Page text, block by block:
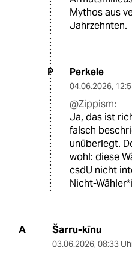
Mythos aus
Jahrzehnten.
P Perkele
04.06.2026,
@Zippism:
Ja, das ist
falsch
unüberlegt.
wohl: diese
csdU nicht
Nicht-
A Šarru-kīnu
03.06.2026, 08:33